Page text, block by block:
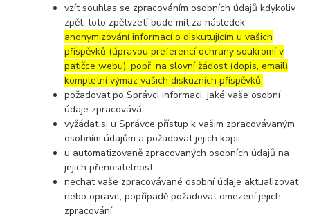
vzít souhlas se zpracováním osobních údajů kdykoliv
zpět, toto zpětvzetí bude mít za následek
anonymizování informací o diskutujícím u vašich
příspěvků (úpravou preferencí ochrany soukromí v
patičce webu), popř. na slovní žádost (dopis, email)
kompletní výmaz vašich diskuzních příspěvků.
požadovat po Správci informaci, jaké vaše osobní
údaje zpracovává
vyžádat si u Správce přístup k vašim zpracovávaným
osobním údajům a požadovat jejich kopii
u automatizovaně zpracovaných osobních údajů na
jejich přenositelnost
nechat vaše zpracovávané osobní údaje aktualizovat
nebo opravit, popřípadě požadovat omezení jejich
zpracování